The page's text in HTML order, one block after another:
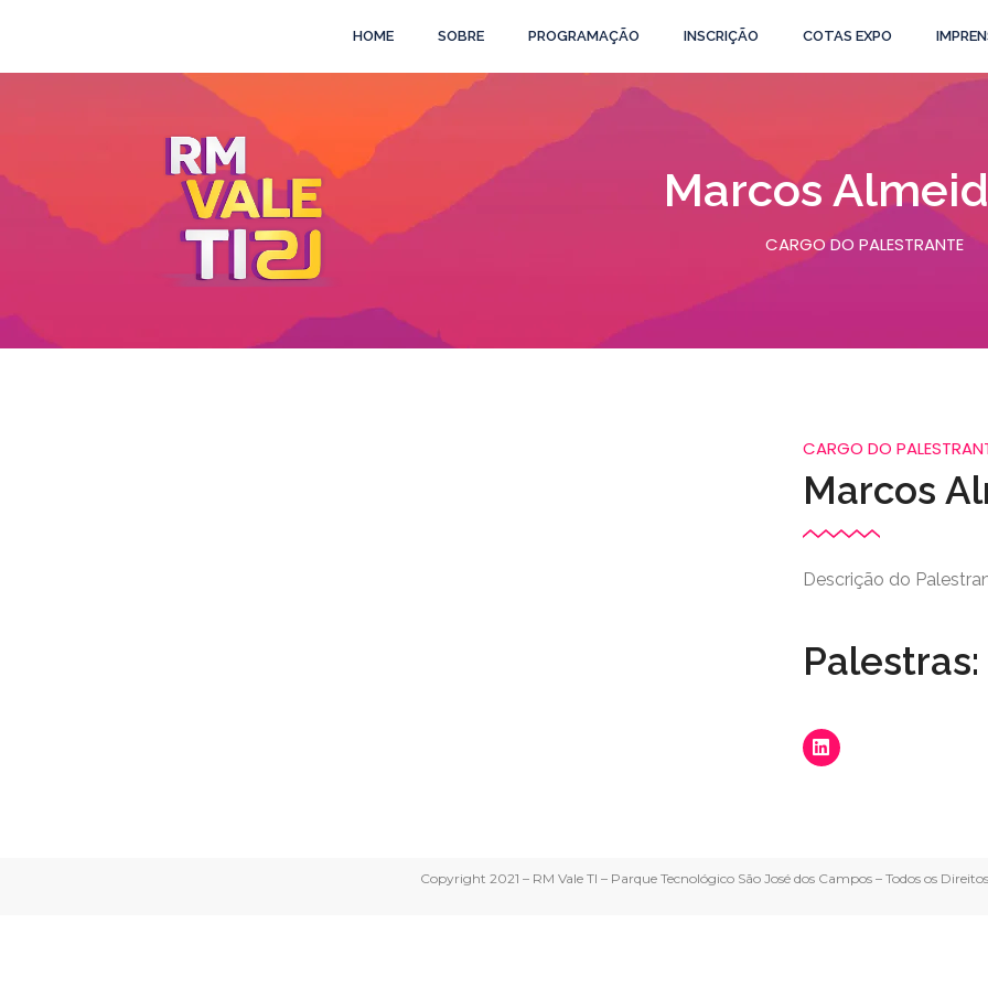
HOME SOBRE PROGRAMAÇÃO INSCRIÇÃO COTAS EXPO
Marcos
CARGO DO PALESTRANTE
CARGO DO
Marcos
Descrição do
Palestras:
Copyright 2021 – RM Vale TI – Parque Tecnológico São José dos Campos – Todos os